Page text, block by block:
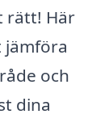
rätt! Här
jämföra
och
dina